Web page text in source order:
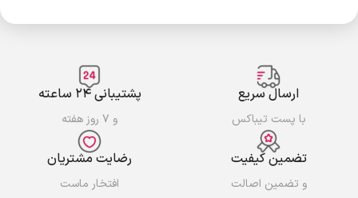
ارسال سریع
با پست تیباکس
پشتیبانی ۲۴ ساعته
و ۷ روز هفته
تضمین کیفیت
و تضمین اصالت
رضایت مشتریان
افتخار ماست